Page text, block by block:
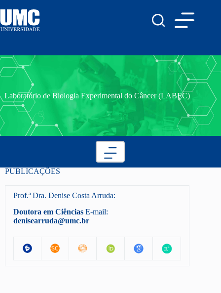
Laboratório de Biologia Experimental do Câncer (LABEC)
PUBLICAÇÕES
Prof.ª Dra. Denise Costa Arruda:
Doutora em Ciências E-mail:
denisearruda@umc.br